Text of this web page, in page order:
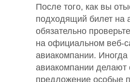
После того, как вы
подходящий билет на
обязательно
на официальном веб-
авиакомпании. Иногда
авиакомпании делают
предложение особые